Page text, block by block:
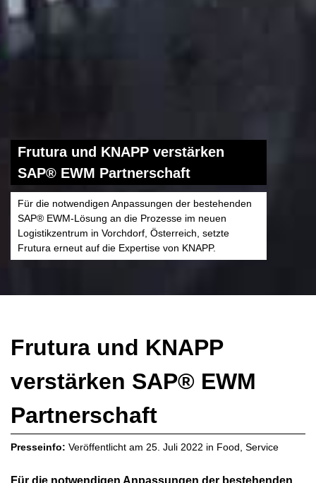
Frutura und KNAPP verstärken
SAP® EWM Partnerschaft
Für die notwendigen Anpassungen der bestehenden
SAP® EWM-Lösung an die Prozesse im neuen
Logistikzentrum in Vorchdorf, Österreich, setzte
Frutura erneut auf die Expertise von KNAPP.
Frutura und KNAPP
verstärken SAP® EWM
Partnerschaft
Presseinfo: Veröffentlicht am 25. Juli 2022 in Food Service
Für die notwendigen Anpassungen der bestehenden